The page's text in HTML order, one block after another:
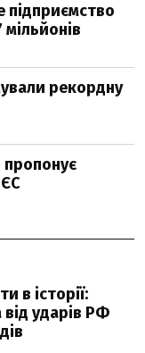
підприємство
рекордну
в історії:
ударів РФ